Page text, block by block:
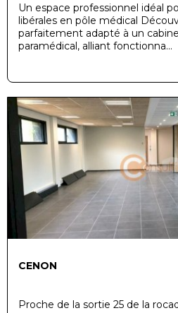
Un espace professionnel idéal
libérales en pôle médical
parfaitement adapté à un
paramédical, alliant fonctionna...
CENON
Proche de la sortie 25 de la